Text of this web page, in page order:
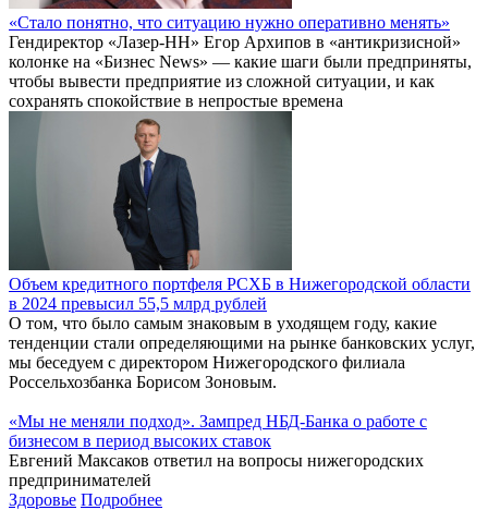
«Стало понятно, что ситуацию нужно оперативно менять»
Гендиректор «Лазер-НН» Егор Архипов в «антикризисной»
колонке на «Бизнес News» — какие шаги были предприняты,
чтобы вывести предприятие из сложной ситуации, и как
сохранять спокойствие в непростые времена
Объем кредитного портфеля РСХБ в Нижегородской области
в 2024 превысил 55,5 млрд рублей
О том, что было самым знаковым в уходящем году, какие
тенденции стали определяющими на рынке банковских услуг,
мы беседуем с директором Нижегородского филиала
Россельхозбанка Борисом Зоновым.
«Мы не меняли подход». Зампред НБД-Банка о работе с
бизнесом в период высоких ставок
Евгений Максаков ответил на вопросы нижегородских
предпринимателей
Здоровье Подробнее